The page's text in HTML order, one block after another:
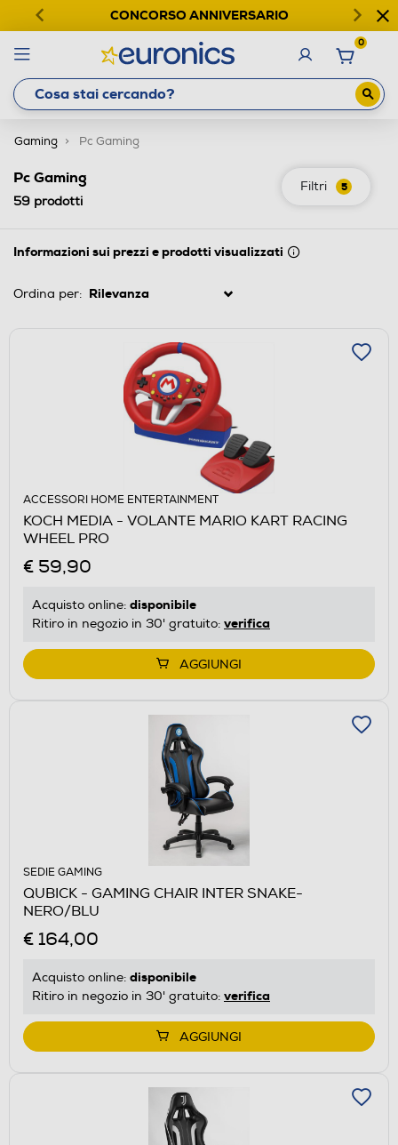
CONCORSO ANNIVERSARIO
0
Gaming Pc Gaming
Filtri 5
Pc Gaming
59 prodotti
Informazioni sui prezzi e prodotti visualizzati
Ordina per:
ACCESSORI HOME ENTERTAINMENT
KOCH MEDIA - VOLANTE MARIO KART RACING
WHEEL PRO
€ 59,90
Acquisto online: disponibile
Ritiro in negozio in 30' gratuito: verifica
AGGIUNGI
SEDIE GAMING
QUBICK - GAMING CHAIR INTER SNAKE-
NERO/BLU
€ 164,00
Acquisto online: disponibile
Ritiro in negozio in 30' gratuito: verifica
AGGIUNGI